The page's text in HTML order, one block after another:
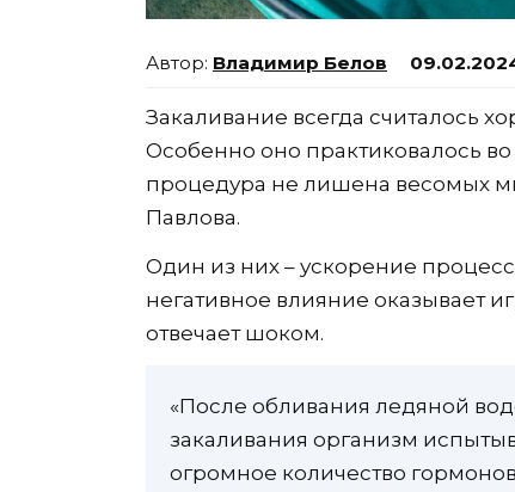
Владимир Белов
Закаливание всегда считалось
Особенно оно практиковалось
процедура не лишена весомых
Павлова.
Один из них – ускорение
негативное влияние оказывает
отвечает шоком.
«После обливания ледяной
закаливания организм
огромное количество